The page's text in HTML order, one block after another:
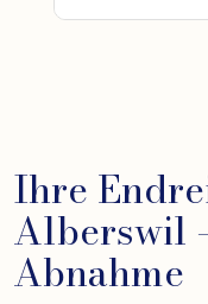
Ihre
Alberswil
Abnahme